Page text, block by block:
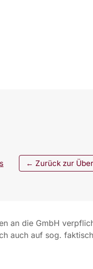
← Zurück zur
an die GmbH
auch auf sog.